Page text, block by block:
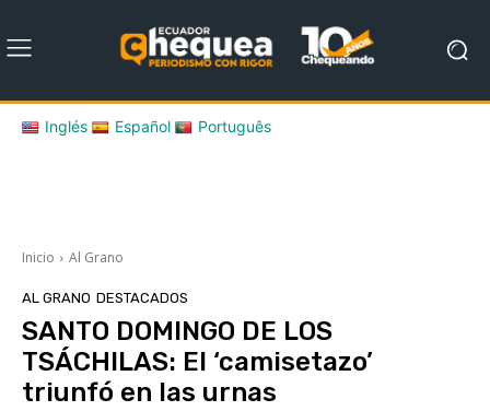
Inglés Español Português
Inicio Al Grano
AL GRANO DESTACADOS
SANTO DOMINGO DE LOS
TSÁCHILAS: El ‘camisetazo’
triunfó en las urnas